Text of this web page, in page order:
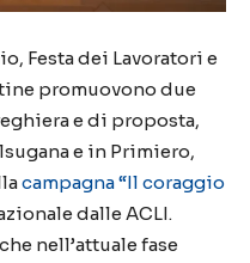
Festa dei Lavoratori e
promuovono due
e di proposta,
e in Primiero,
campagna “Il coraggio
dalle ACLI.
nell’attuale fase